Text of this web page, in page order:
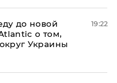
до новой
о том,
Украины
19:22